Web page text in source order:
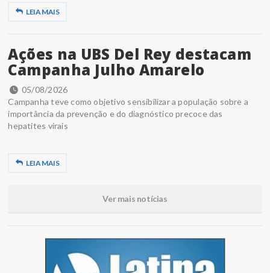
LEIA MAIS
Ações na UBS Del Rey destacam
Campanha Julho Amarelo
05/08/2026
Campanha teve como objetivo sensibilizar a população sobre a
importância da prevenção e do diagnóstico precoce das
hepatites virais
LEIA MAIS
Ver mais notícias